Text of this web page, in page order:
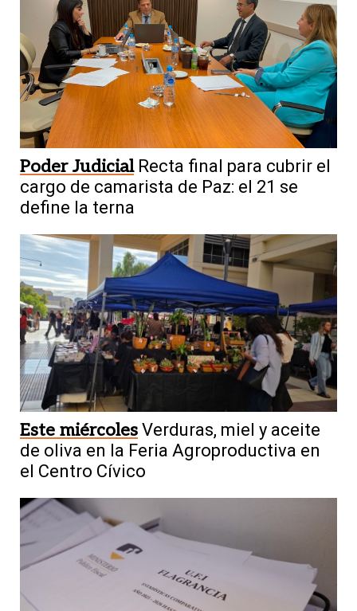
Poder Judicial Recta final para cubrir el
cargo de camarista de Paz: el 21 se
define la terna
Este miércoles Verduras, miel y aceite
de oliva en la Feria Agroproductiva en
el Centro Cívico